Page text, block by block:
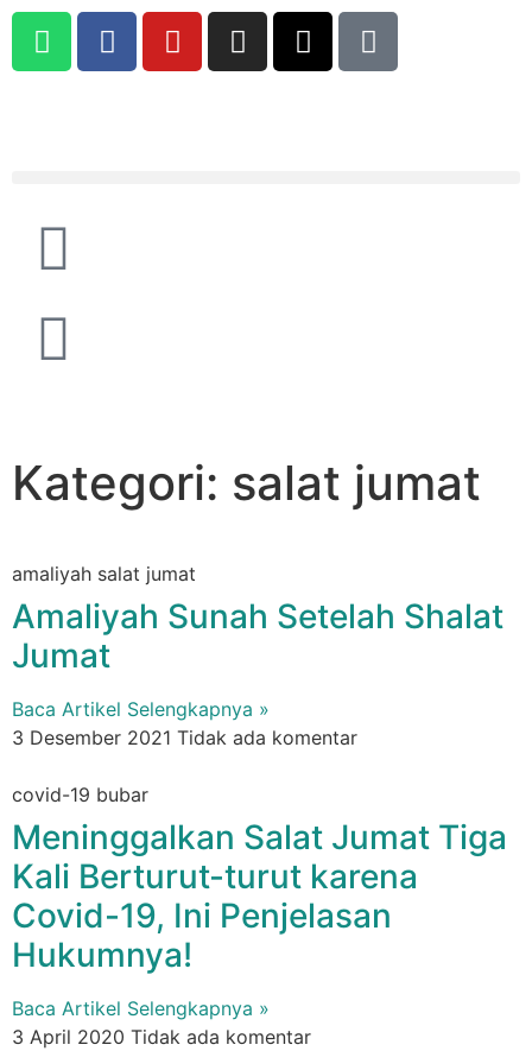
Kategori: salat jumat
amaliyah salat jumat
Amaliyah Sunah Setelah Shalat
Jumat
Baca Artikel Selengkapnya »
3 Desember 2021 Tidak ada komentar
covid-19 bubar
Meninggalkan Salat Jumat Tiga
Kali Berturut-turut karena
Covid-19, Ini Penjelasan
Hukumnya!
Baca Artikel Selengkapnya »
3 April 2020 Tidak ada komentar